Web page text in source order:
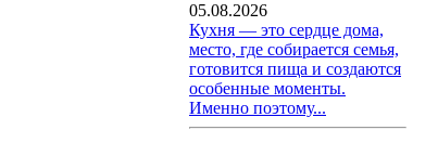
05.08.2026
Кухня — это сердце дома,
место, где собирается семья,
готовится пища и создаются
особенные моменты.
Именно поэтому...